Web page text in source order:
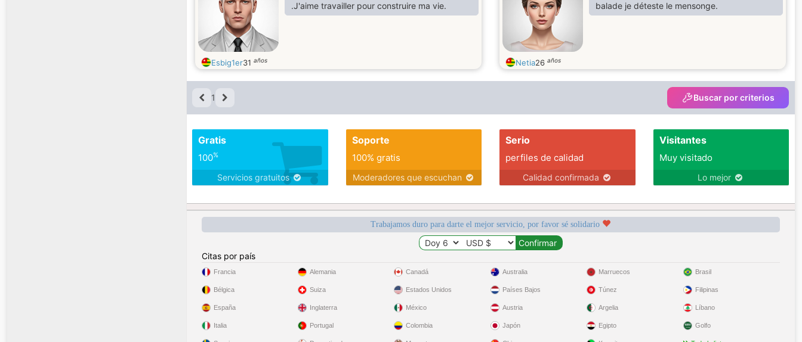
.J'aime travailler pour construire ma vie.
Esbig1er31 años
balade je déteste le mensonge.
Netia26 años
1 Buscar por criterios
Gratis
100%
Servicios gratuitos
Soporte
100% gratis
Moderadores que escuchan
Serio
perfiles de calidad
Calidad confirmada
Visitantes
Muy visitado
Lo mejor
Trabajamos duro para darte el mejor servicio, por favor sé solidario
Citas por país
Francia
Bélgica
España
Italia
Alemania
Suiza
Inglaterra
Portugal
Canadá
Estados Unidos
México
Colombia
Australia
Países Bajos
Austria
Japón
Marruecos
Túnez
Argelia
Egipto
Brasil
Filipinas
Líbano
Golfo